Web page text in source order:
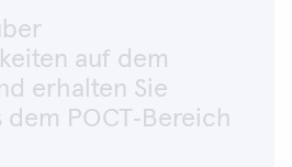
auf dem
erhalten Sie
dem POCT‑Bereich